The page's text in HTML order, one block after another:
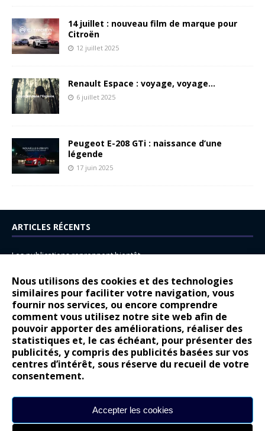
Nous utilisons des cookies et des technologies
similaires pour faciliter votre navigation, vous
fournir nos services, ou encore comprendre
comment vous utilisez notre site web afin de
pouvoir apporter des améliorations, réaliser des
statistiques et, le cas échéant, pour présenter des
publicités, y compris des publicités basées sur vos
centres d’intérêt, sous réserve du recueil de votre
consentement.
Accepter les cookies
14 juillet : nouveau film de marque pour
Citroën
12 juillet 2025
Renault Espace : voyage, voyage…
6 juillet 2025
Peugeot E-208 GTi : naissance d’une
légende
17 juin 2025
ARTICLES RÉCENTS
Les publications reprennent bientôt…
14 juillet : nouveau film de marque pour Citroën
Renault Espace : voyage, voyage…
Peugeot E-208 GTi : naissance d’une légende
COMMENTAIRES RÉCENTS
Bernard Dardartdans
Gilly
gyo